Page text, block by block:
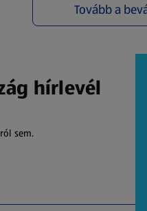
Tovább a
hírlevél
sem.